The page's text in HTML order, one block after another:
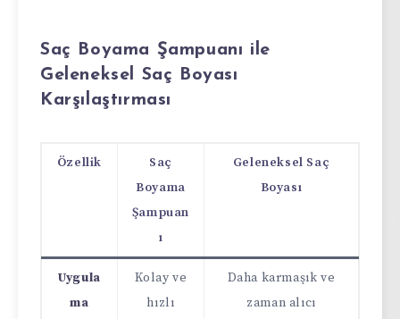
Saç Boyama Şampuanı ile
Geleneksel Saç Boyası
Karşılaştırması
Özellik
Saç
Boyama
Şampuan
ı
Geleneksel Saç
Boyası
Uygula
ma
Kolay ve
hızlı
Daha karmaşık ve
zaman alıcı